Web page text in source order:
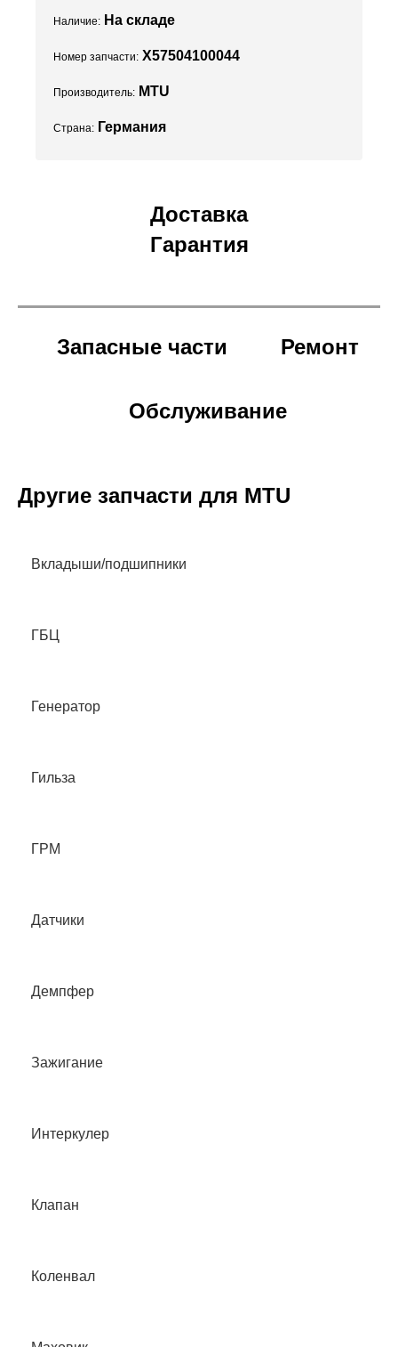
Наличие: На складе
Номер запчасти: X57504100044
Производитель: MTU
Страна: Германия
Доставка
Гарантия
Запасные части Ремонт
Обслуживание
Другие запчасти для MTU
Вкладыши/подшипники
ГБЦ
Генератор
Гильза
ГРМ
Датчики
Демпфер
Зажигание
Интеркулер
Клапан
Коленвал